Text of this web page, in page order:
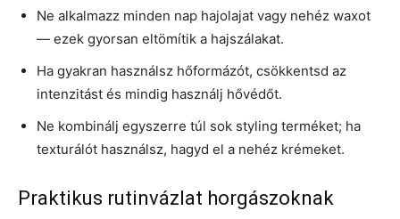
Ne alkalmazz minden nap hajolajat vagy nehéz waxot
— ezek gyorsan eltömítik a hajszálakat.
Ha gyakran használsz hőformázót, csökkentsd az
intenzitást és mindig használj hővédőt.
Ne kombinálj egyszerre túl sok styling terméket; ha
texturálót használsz, hagyd el a nehéz krémeket.
Praktikus rutinvázlat horgászoknak